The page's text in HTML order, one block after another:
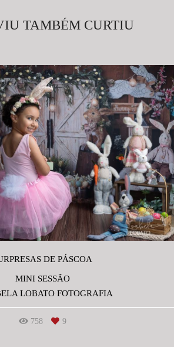
TAMBÉM CURTIU
DE PÁSCOA
MINI SESSÃO
LOBATO FOTOGRAFIA
758 9